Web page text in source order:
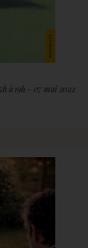
par samedi 7 mai 2022 - 15h à 19h - 07 mai 2022